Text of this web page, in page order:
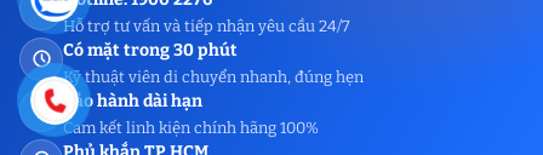
Hỗ trợ tư vấn và tiếp nhận yêu cầu 24/7
Có mặt trong 30 phút
Kỹ thuật viên di chuyển nhanh, đúng hẹn
Bảo hành dài hạn
Cam kết linh kiện chính hãng 100%